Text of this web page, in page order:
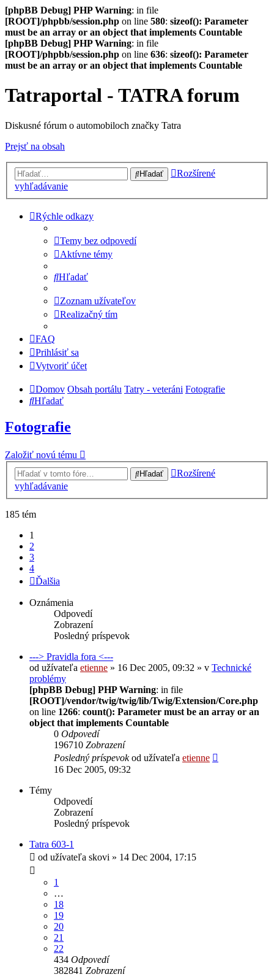
[phpBB Debug] PHP Warning: in file
[ROOT]/phpbb/session.php on line 580: sizeof(): Parameter
must be an array or an object that implements Countable
[phpBB Debug] PHP Warning: in file
[ROOT]/phpbb/session.php on line 636: sizeof(): Parameter
must be an array or an object that implements Countable
Tatraportal - TATRA forum
Diskusné fórum o automobiloch značky Tatra
Prejsť na obsah
Hľadať
Rozšírené
vyhľadávanie
Rýchle odkazy
Temy bez odpovedí
Aktívne témy
Hľadať
Zoznam užívateľov
Realizačný tím
FAQ
Prihlásiť sa
Vytvoriť účet
Domov Obsah portálu Tatry - veteráni Fotografie
Hľadať
Fotografie
Založiť novú tému
Hľadať
Rozšírené
vyhľadávanie
185 tém
1
2
3
4
Ďalšia
Oznámenia
Odpovedí
Zobrazení
Posledný príspevok
---> Pravidla fora <---
od užívateľa etienne » 16 Dec 2005, 09:32 » v Technické
problémy
[phpBB Debug] PHP Warning: in file
[ROOT]/vendor/twig/twig/lib/Twig/Extension/Core.php
on line 1266: count(): Parameter must be an array or an
object that implements Countable
0 Odpovedí
196710 Zobrazení
Posledný príspevokod užívateľa etienne
16 Dec 2005, 09:32
Témy
Odpovedí
Zobrazení
Posledný príspevok
Tatra 603-1
od užívateľa skovi » 14 Dec 2004, 17:15
1
…
18
19
20
21
22
434 Odpovedí
382841 Zobrazení